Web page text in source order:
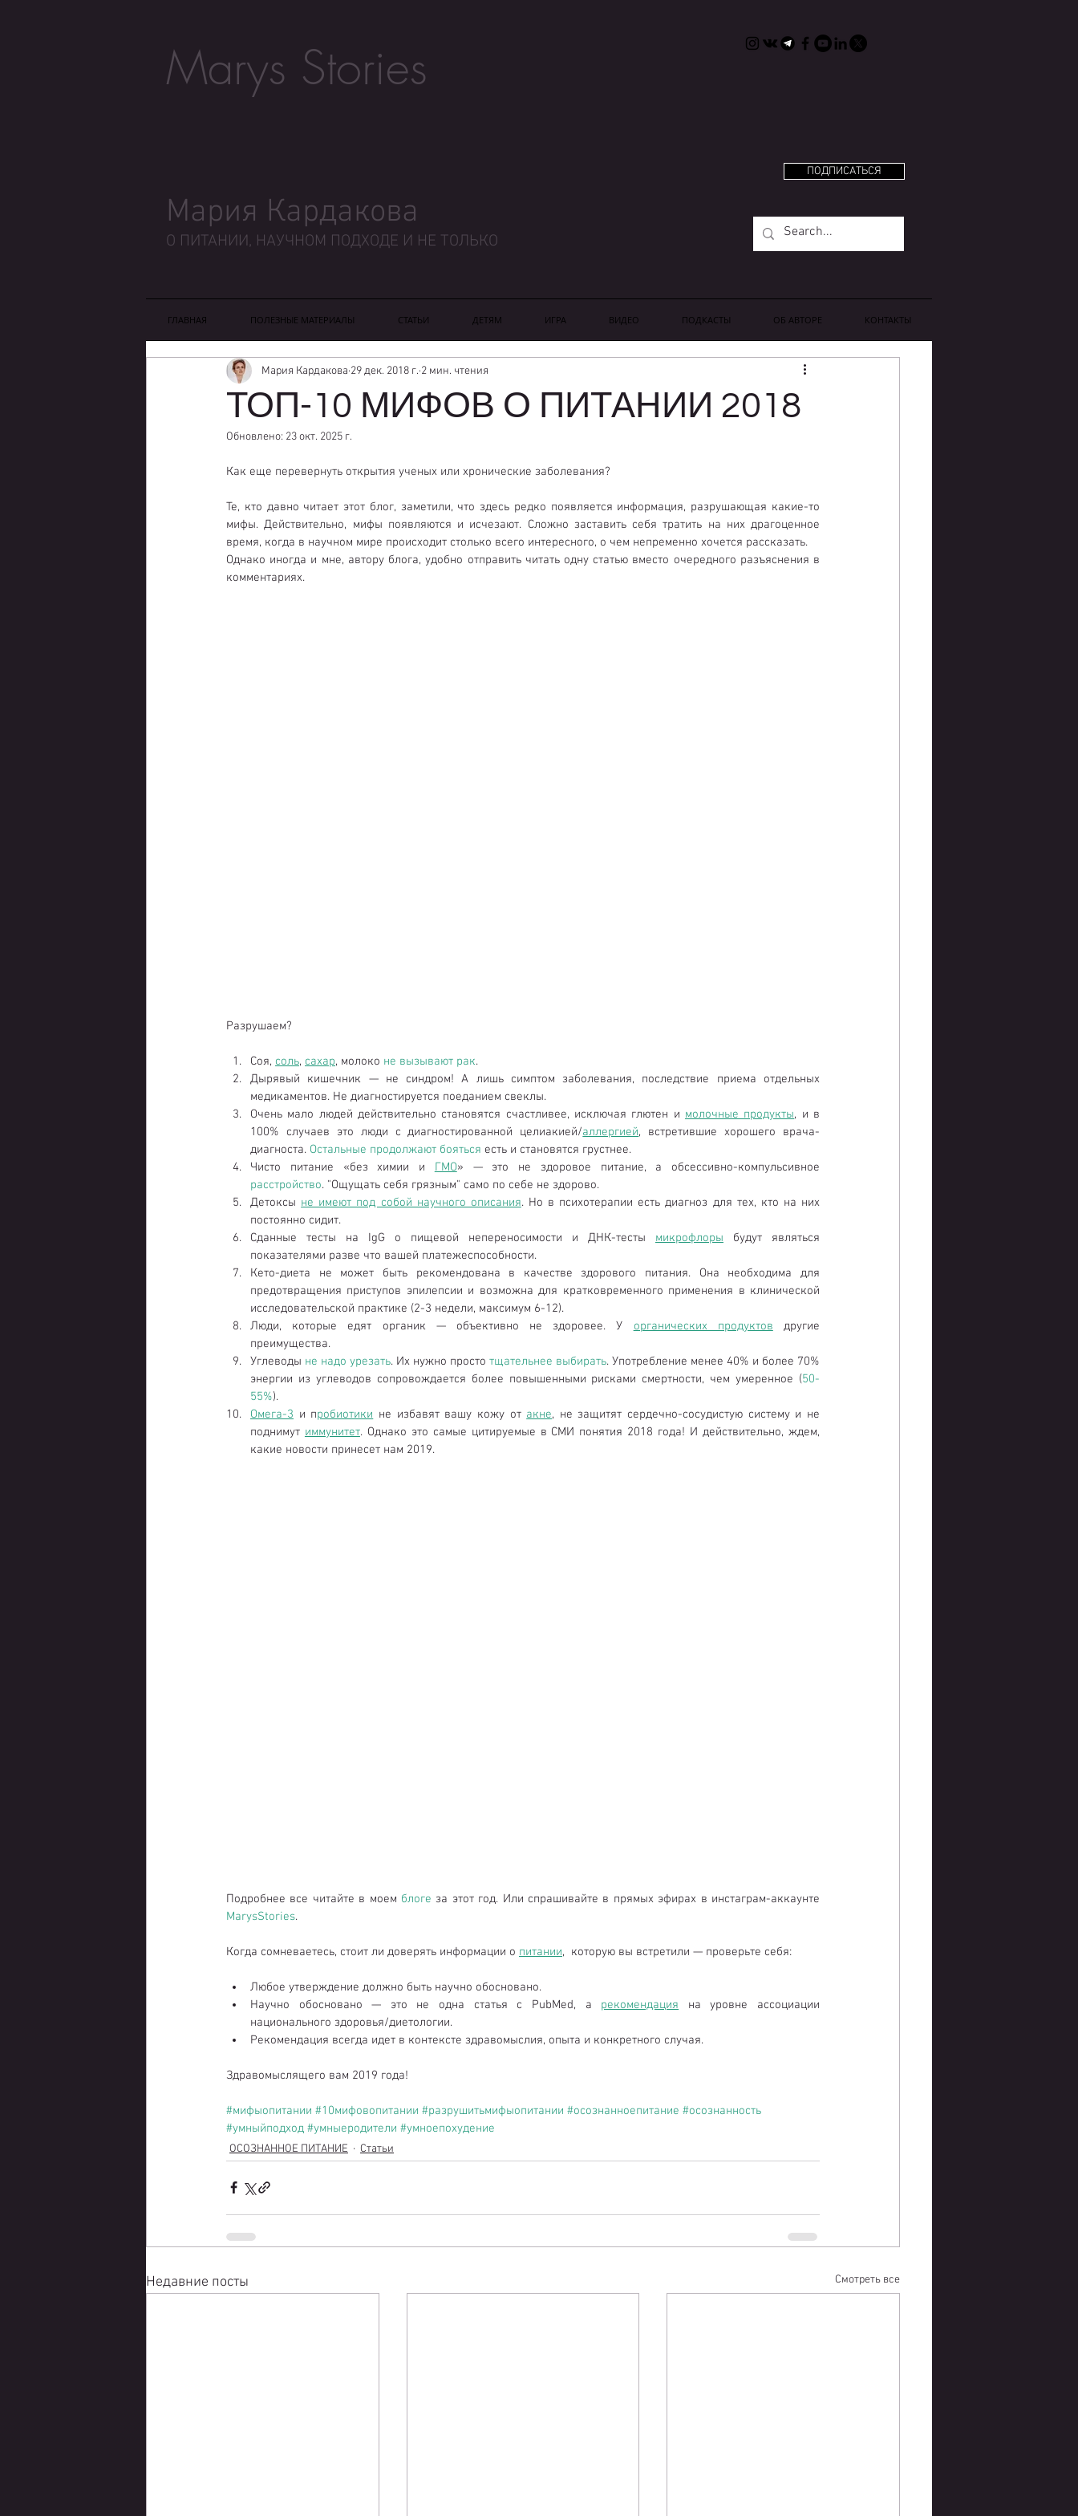
Marys Stories
Мария Кардакова
О ПИТАНИИ, НАУЧНОМ ПОДХОДЕ И НЕ ТОЛЬКО
ПОДПИСАТЬСЯ
ГЛАВНАЯ ПОЛЕЗНЫЕ МАТЕРИАЛЫ СТАТЬИ ДЕТЯМ ИГРА ВИДЕО ПОДКАСТЫ OБ АВТОРЕ КОНТАКТЫ
ТОП-10 МИФОВ О ПИТАНИИ 2018
Мария Кардакова 29 дек. 2018 г. 2 мин. чтения
Обновлено: 23 окт. 2025 г.
Как еще перевернуть открытия ученых или хронические заболевания?
Те, кто давно читает этот блог, заметили, что здесь редко появляется информация, разрушающая какие-то
мифы. Действительно, мифы появляются и исчезают. Сложно заставить себя тратить на них драгоценное
время, когда в научном мире происходит столько всего интересного, о чем непременно хочется рассказать.
Однако иногда и мне, автору блога, удобно отправить читать одну статью вместо очередного разъяснения в
комментариях.
Разрушаем?
Соя, соль, сахар, молоко не вызывают рак.
Дырявый кишечник — не синдром! А лишь симптом заболевания, последствие приема отдельных
медикаментов. Не диагностируется поеданием свеклы.
Очень мало людей действительно становятся счастливее, исключая глютен и молочные продукты, и в
100% случаев это люди с диагностированной целиакией/аллергией, встретившие хорошего врача-
диагноста. Остальные продолжают бояться есть и становятся грустнее.
Чисто питание «без химии и ГМО
расстройство. "Ощущать себя грязным" само по себе не здорово.
Детоксы не имеют под собой научного описания. Но в психотерапии есть диагноз для тех, кто на них
постоянно сидит.
Сданные тесты на IgG о пищевой непереносимости и ДНК-тесты микрофлоры будут являться
показателями разве что вашей платежеспособности.
Кето-диета не может быть рекомендована в качестве здорового питания. Она необходима для
предотвращения приступов эпилепсии и возможна для кратковременного применения в клинической
исследовательской практике (2-3 недели, максимум 6-12).
Люди, которые едят органик — объективно не здоровее. У органических продуктов другие
преимущества.
Углеводы не надо урезать. Их нужно просто тщательнее выбирать. Употребление менее 40% и более 70%
энергии из углеводов сопровождается более повышенными рисками смертности, чем умеренное (50-
55%).
Омега-3 и пробиотики не избавят вашу кожу от акне, не защитят сердечно-сосудистую систему и не
поднимут иммунитет. Однако это самые цитируемые в СМИ понятия 2018 года! И действительно, ждем,
какие новости принесет нам 2019.
Подробнее все читайте в моем блоге
MarysStories.
Когда сомневаетесь, стоит ли доверять информации о питании,  которую вы встретили — проверьте себя:
Любое утверждение должно быть научно обосновано.
Научно обосновано — это не одна статья с PubMed, а рекомендация на уровне ассоциации
национального здоровья/диетологии.
Рекомендация всегда идет в контексте здравомыслия, опыта и конкретного случая.
Здравомыслящего вам 2019 года!
#мифыопитании #10мифовопитании #разрушитьмифыопитании #осознанноепитание #осознанность
#умныйподход #умныеродители #умноепохудение
ОСОЗНАННОЕ ПИТАНИЕ Статьи
Недавние посты Смотреть все